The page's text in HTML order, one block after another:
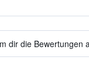
dir die Bewertungen